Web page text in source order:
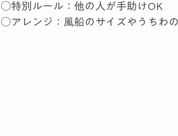
○特別ルール：他の人が手助けOK
○アレンジ：風船のサイズやうちわ